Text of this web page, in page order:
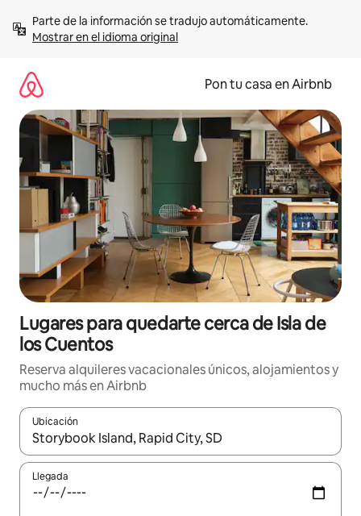
contenidoMostrar en el idioma original
Pon tu casa en Airbnb
Lugares para quedarte cerca de Isla de
los Cuentos
Reserva alquileres vacacionales únicos, alojamientos y
mucho más en Airbnb
Ubicación
Cuando los resultados estén disponibles, navega con las
Llegada